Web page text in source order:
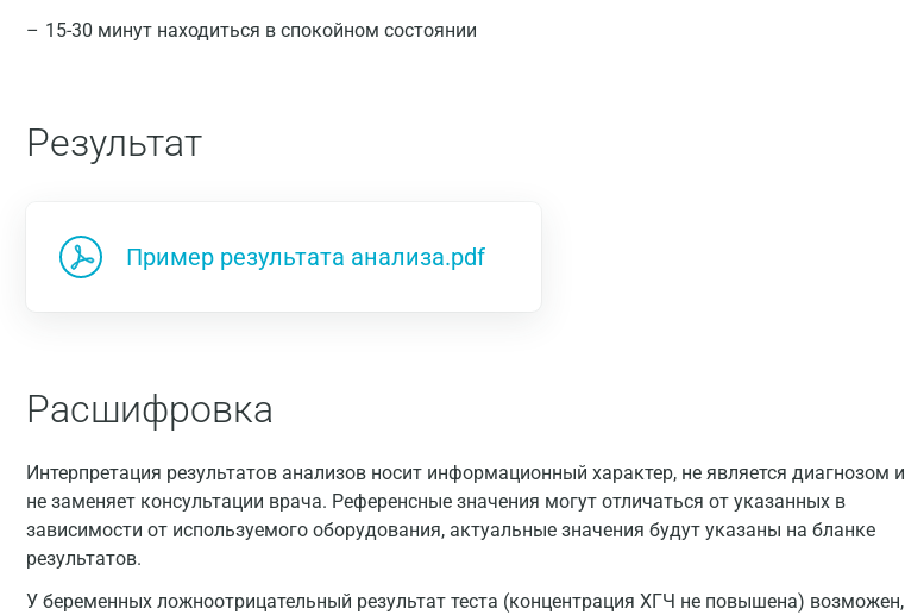
15-30 минут находиться в спокойном состоянии
Результат
Пример результата анализа.pdf
Расшифровка
Интерпретация результатов анализов носит информационный характер, не является диагнозом и
не заменяет консультации врача. Референсные значения могут отличаться от указанных в
зависимости от используемого оборудования, актуальные значения будут указаны на бланке
результатов.
У беременных ложноотрицательный результат теста (концентрация ХГЧ не повышена) возможен,